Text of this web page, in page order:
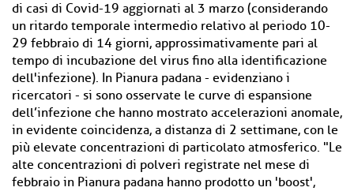
di casi di Covid-19 aggiornati al 3 marzo (considerando
un ritardo temporale intermedio relativo al periodo 10-
29 febbraio di 14 giorni, approssimativamente pari al
tempo di incubazione del virus fino alla identificazione
dell'infezione). In Pianura padana - evidenziano i
ricercatori - si sono osservate le curve di espansione
dell’infezione che hanno mostrato accelerazioni anomale,
in evidente coincidenza, a distanza di 2 settimane, con le
più elevate concentrazioni di particolato atmosferico. "Le
alte concentrazioni di polveri registrate nel mese di
febbraio in Pianura padana hanno prodotto un 'boost',